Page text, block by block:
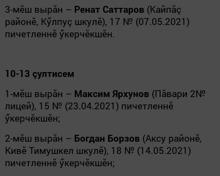
3-мӗш вырăн – Ренат Саттаров (Кайпăç
районӗ, Кӳлпуç шкулӗ), 17 № (07.05.2021)
пичетленнӗ ӳкерчӗкшӗн.
10-13 çултисем
1-мӗш вырăн – Максим Ярхунов (Пăвари 2№
лицей), 15 № (23.04.2021) пичетленнӗ
ӳкерчӗкшӗн;
2-мӗш вырăн – Богдан Борзов (Аксу районӗ,
Кивӗ Тимушкел шкулӗ), 18 № (14.05.2021)
пичетленнӗ ӳкерчӗкшӗн;